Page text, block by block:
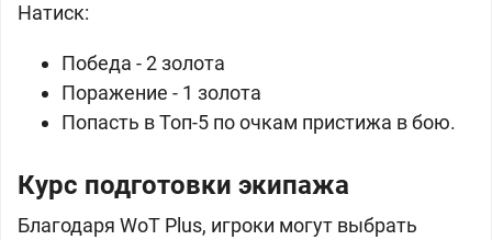
Натиск:
Победа - 2 золота
Поражение - 1 золота
Попасть в Топ-5 по очкам пристижа в бою.
Курс подготовки экипажа
Благодаря WoT Plus, игроки могут выбрать